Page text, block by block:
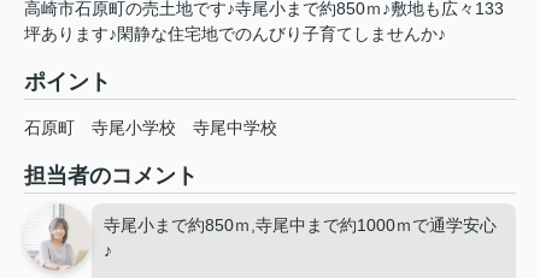
高崎市石原町の売土地です♪寺尾小まで約850ｍ♪敷地も広々133
坪あります♪閑静な住宅地でのんびり子育てしませんか♪
ポイント
石原町 寺尾小学校 寺尾中学校
担当者のコメント
寺尾小まで約850ｍ,寺尾中まで約1000ｍで通学安心
♪